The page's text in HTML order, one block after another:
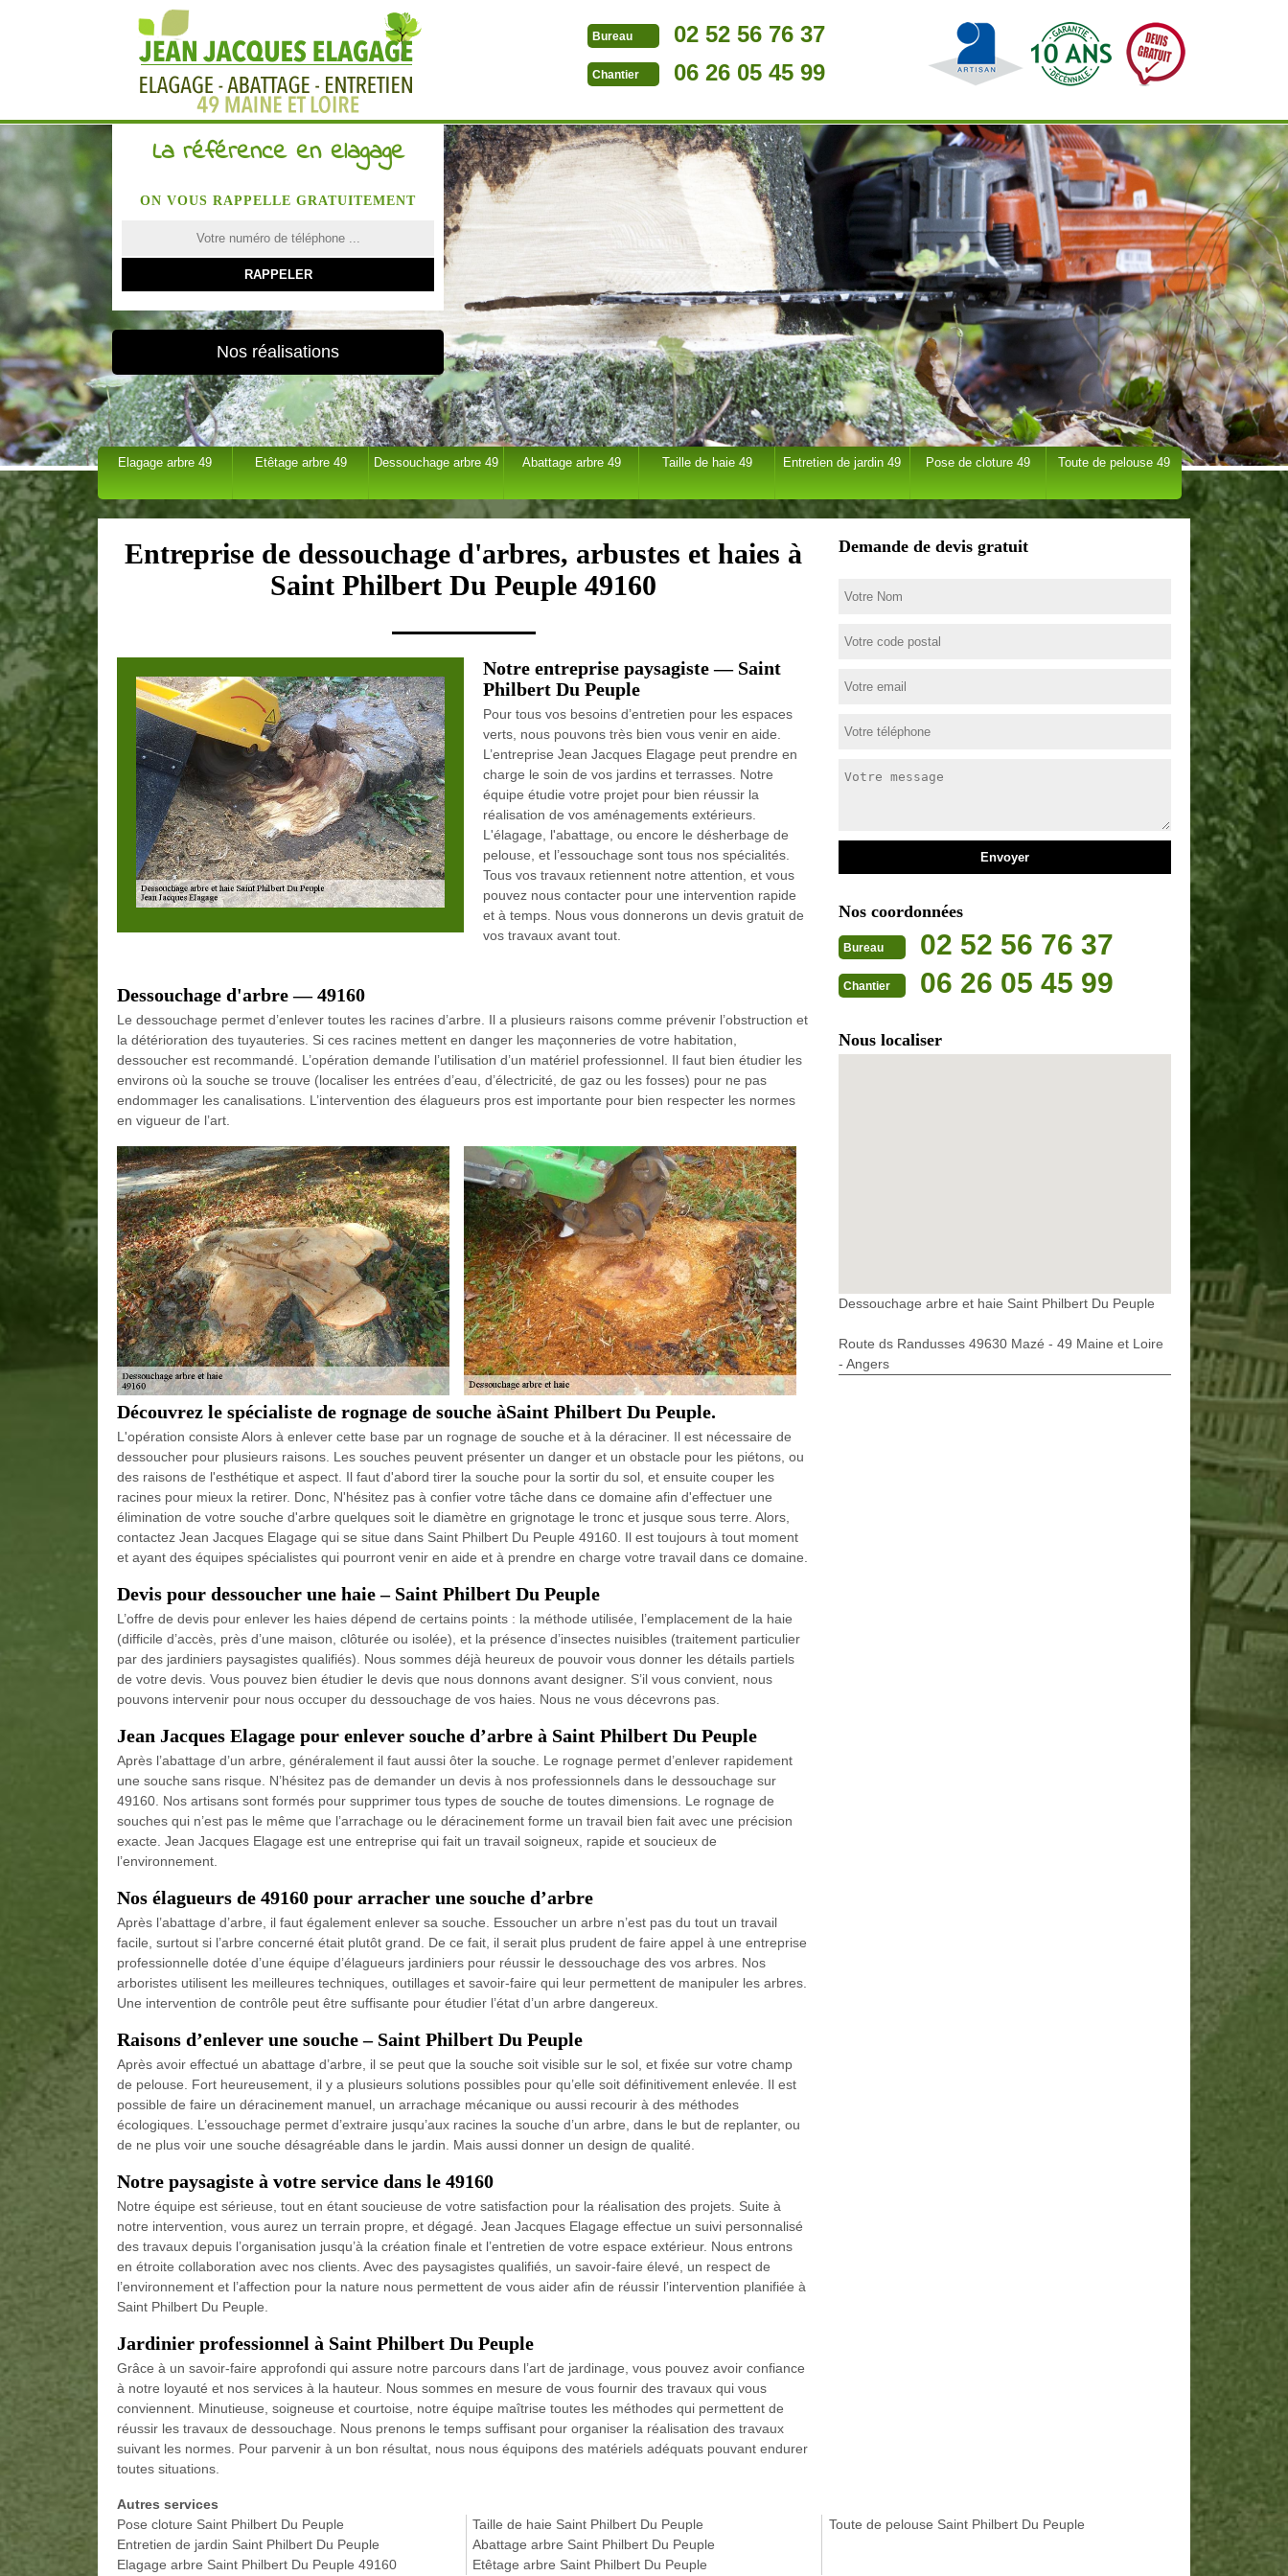
Bureau 02 52 56 76 37
Chantier 06 26 05 45 99
La référence en elagage
ON VOUS RAPPELLE GRATUITEMENT
Nos réalisations
Elagage arbre 49 Etêtage arbre 49 Dessouchage arbre 49 Abattage arbre 49 Taille de haie 49 Entretien de jardin 49 Pose de cloture 49 Toute de pelouse 49
Entreprise de dessouchage d'arbres, arbustes et haies à
Saint Philbert Du Peuple 49160
Notre entreprise paysagiste — Saint
Philbert Du Peuple
Pour tous vos besoins d’entretien pour les espaces
verts, nous pouvons très bien vous venir en aide.
L’entreprise Jean Jacques Elagage peut prendre en
charge le soin de vos jardins et terrasses. Notre
équipe étudie votre projet pour bien réussir la
réalisation de vos aménagements extérieurs.
L'élagage, l'abattage, ou encore le désherbage de
pelouse, et l’essouchage sont tous nos spécialités.
Tous vos travaux retiennent notre attention, et vous
pouvez nous contacter pour une intervention rapide
et à temps. Nous vous donnerons un devis gratuit de
vos travaux avant tout.
Dessouchage d'arbre — 49160
Le dessouchage permet d’enlever toutes les racines d’arbre. Il a plusieurs raisons comme prévenir l’obstruction et
la détérioration des tuyauteries. Si ces racines mettent en danger les maçonneries de votre habitation,
dessoucher est recommandé. L’opération demande l’utilisation d’un matériel professionnel. Il faut bien étudier les
environs où la souche se trouve (localiser les entrées d’eau, d’électricité, de gaz ou les fosses) pour ne pas
endommager les canalisations. L’intervention des élagueurs pros est importante pour bien respecter les normes
en vigueur de l’art.
Découvrez le spécialiste de rognage de souche àSaint Philbert Du Peuple.
L'opération consiste Alors à enlever cette base par un rognage de souche et à la déraciner. Il est nécessaire de
dessoucher pour plusieurs raisons. Les souches peuvent présenter un danger et un obstacle pour les piétons, ou
des raisons de l'esthétique et aspect. Il faut d'abord tirer la souche pour la sortir du sol, et ensuite couper les
racines pour mieux la retirer. Donc, N'hésitez pas à confier votre tâche dans ce domaine afin d'effectuer une
élimination de votre souche d'arbre quelques soit le diamètre en grignotage le tronc et jusque sous terre. Alors,
contactez Jean Jacques Elagage qui se situe dans Saint Philbert Du Peuple 49160. Il est toujours à tout moment
et ayant des équipes spécialistes qui pourront venir en aide et à prendre en charge votre travail dans ce domaine.
Devis pour dessoucher une haie – Saint Philbert Du Peuple
L’offre de devis pour enlever les haies dépend de certains points : la méthode utilisée, l’emplacement de la haie
(difficile d’accès, près d’une maison, clôturée ou isolée), et la présence d’insectes nuisibles (traitement particulier
par des jardiniers paysagistes qualifiés). Nous sommes déjà heureux de pouvoir vous donner les détails partiels
de votre devis. Vous pouvez bien étudier le devis que nous donnons avant designer. S’il vous convient, nous
pouvons intervenir pour nous occuper du dessouchage de vos haies. Nous ne vous décevrons pas.
Jean Jacques Elagage pour enlever souche d’arbre à Saint Philbert Du Peuple
Après l’abattage d’un arbre, généralement il faut aussi ôter la souche. Le rognage permet d’enlever rapidement
une souche sans risque. N’hésitez pas de demander un devis à nos professionnels dans le dessouchage sur
49160. Nos artisans sont formés pour supprimer tous types de souche de toutes dimensions. Le rognage de
souches qui n’est pas le même que l’arrachage ou le déracinement forme un travail bien fait avec une précision
exacte. Jean Jacques Elagage est une entreprise qui fait un travail soigneux, rapide et soucieux de
l’environnement.
Nos élagueurs de 49160 pour arracher une souche d’arbre
Après l’abattage d’arbre, il faut également enlever sa souche. Essoucher un arbre n’est pas du tout un travail
facile, surtout si l’arbre concerné était plutôt grand. De ce fait, il serait plus prudent de faire appel à une entreprise
professionnelle dotée d’une équipe d’élagueurs jardiniers pour réussir le dessouchage des vos arbres. Nos
arboristes utilisent les meilleures techniques, outillages et savoir-faire qui leur permettent de manipuler les arbres.
Une intervention de contrôle peut être suffisante pour étudier l’état d’un arbre dangereux.
Raisons d’enlever une souche – Saint Philbert Du Peuple
Après avoir effectué un abattage d’arbre, il se peut que la souche soit visible sur le sol, et fixée sur votre champ
de pelouse. Fort heureusement, il y a plusieurs solutions possibles pour qu’elle soit définitivement enlevée. Il est
possible de faire un déracinement manuel, un arrachage mécanique ou aussi recourir à des méthodes
écologiques. L’essouchage permet d’extraire jusqu’aux racines la souche d’un arbre, dans le but de replanter, ou
de ne plus voir une souche désagréable dans le jardin. Mais aussi donner un design de qualité.
Notre paysagiste à votre service dans le 49160
Notre équipe est sérieuse, tout en étant soucieuse de votre satisfaction pour la réalisation des projets. Suite à
notre intervention, vous aurez un terrain propre, et dégagé. Jean Jacques Elagage effectue un suivi personnalisé
des travaux depuis l’organisation jusqu’à la création finale et l’entretien de votre espace extérieur. Nous entrons
en étroite collaboration avec nos clients. Avec des paysagistes qualifiés, un savoir-faire élevé, un respect de
l’environnement et l’affection pour la nature nous permettent de vous aider afin de réussir l’intervention planifiée à
Saint Philbert Du Peuple.
Jardinier professionnel à Saint Philbert Du Peuple
Grâce à un savoir-faire approfondi qui assure notre parcours dans l’art de jardinage, vous pouvez avoir confiance
à notre loyauté et nos services à la hauteur. Nous sommes en mesure de vous fournir des travaux qui vous
conviennent. Minutieuse, soigneuse et courtoise, notre équipe maîtrise toutes les méthodes qui permettent de
réussir les travaux de dessouchage. Nous prenons le temps suffisant pour organiser la réalisation des travaux
suivant les normes. Pour parvenir à un bon résultat, nous nous équipons des matériels adéquats pouvant endurer
toutes situations.
Demande de devis gratuit
Nos coordonnées
Bureau 02 52 56 76 37
Chantier 06 26 05 45 99
Nous localiser
Dessouchage arbre et haie Saint Philbert Du Peuple
Route ds Randusses 49630 Mazé - 49 Maine et Loire
- Angers
Autres services
Pose cloture Saint Philbert Du Peuple
Entretien de jardin Saint Philbert Du Peuple
Elagage arbre Saint Philbert Du Peuple 49160
Taille de haie Saint Philbert Du Peuple
Abattage arbre Saint Philbert Du Peuple
Etêtage arbre Saint Philbert Du Peuple
Toute de pelouse Saint Philbert Du Peuple